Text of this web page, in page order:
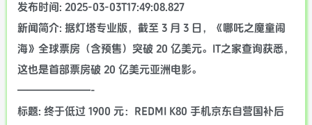
发布时间: 2025-03-03T17:49:08.827
新闻简介: 据灯塔专业版，截至 3 月 3 日，《哪吒之魔童闹
海》全球票房（含预售）突破 20 亿美元。IT之家查询获悉，
这也是首部票房破 20 亿美元亚洲电影。
———————-
标题: 终于低过 1900 元：REDMI K80 手机京东自营国补后